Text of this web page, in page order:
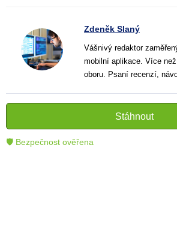
Zdeněk Slaný
Vášnivý redaktor
mobilní aplikace. Více
oboru. Psaní recenzí,
pomáhají čtenářům lépe
moderní technologie.
Stáhnout
🛡 Bezpečnost ověřena